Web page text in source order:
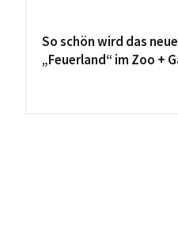
So schön wird das neue
„Feuerland“ im Zoo +